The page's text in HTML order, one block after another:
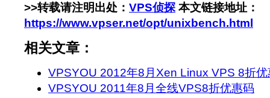
>>转载请注明出处： VPS侦探 本文链接地址：
https://www.vpser.net/opt/unixbench.html
相关文章：
VPSYOU 2012年8月Xen Linux VPS 8折优
VPSYOU 2011年8月全线VPS8折优惠码